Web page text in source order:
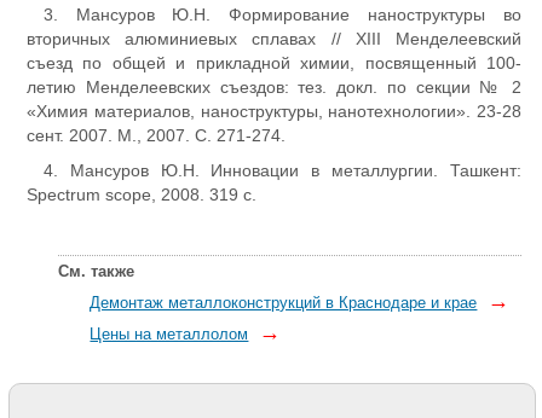
3. Мансуров Ю.Н. Формирование наноструктуры во
вторичных алюминиевых сплавах // XIII Менделеевский
съезд по общей и прикладной химии, посвященный 100-
летию Менделеевских съездов: тез. докл. по секции № 2
«Химия материалов, наноструктуры, нанотехнологии». 23-28
сент. 2007. М., 2007. С. 271-274.
4. Мансуров Ю.Н. Инновации в металлургии. Ташкент:
Spectrum scope, 2008. 319 с.
См. также
Демонтаж металлоконструкций в Краснодаре и крае
→
Цены на металлолом →